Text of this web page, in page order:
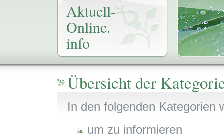
Aktuell-
Online.
info
Übersicht der
In den folgenden Kategorien
um zu informieren